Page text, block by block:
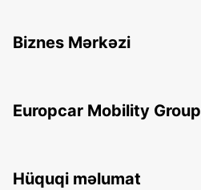
Biznes Mərkəzi
Europcar Mobility Group
Hüquqi məlumat